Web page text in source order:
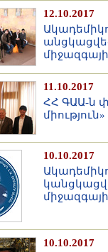
12.10.2017
11.10.2017
ՀՀ ԳԱԱ-ն
10.10.2017
10.10.2017